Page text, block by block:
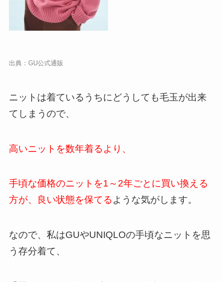
出典： GU公式通販
ニットは着ているうちにどうしても毛玉が出来
てしまうので、
高いニットを数年着るより、
手頃な価格のニットを1～2年ごとに買い換える
方が、良い状態を保てるような気がします。
なので、私はGUやUNIQLOの手頃なニットを思
う存分着て、